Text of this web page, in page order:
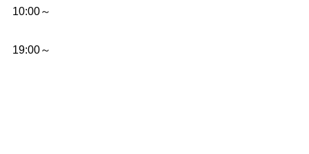
10:00～
19:00～